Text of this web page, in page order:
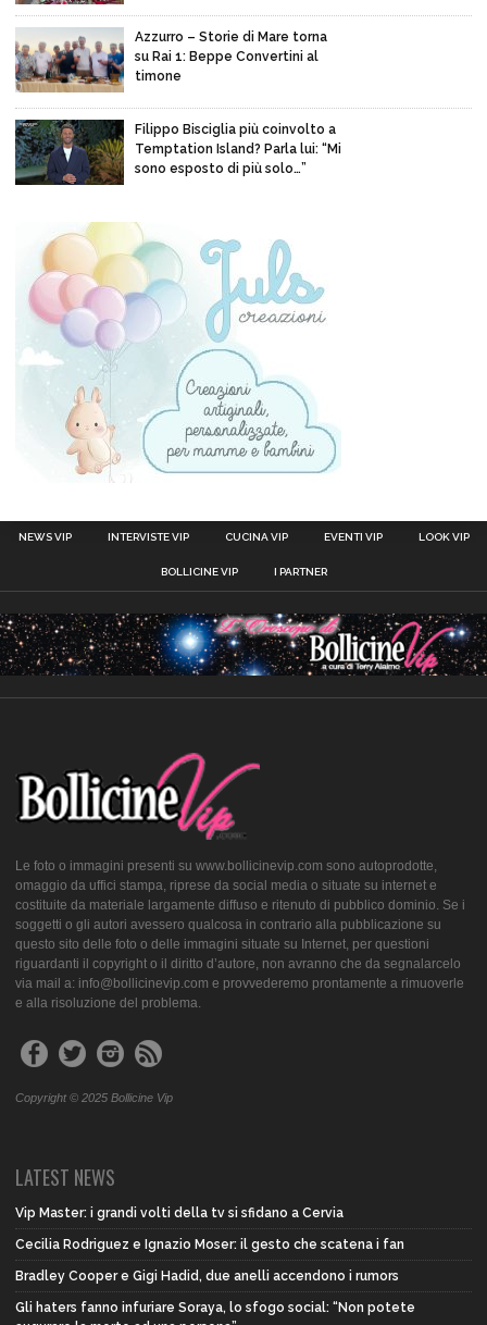
Azzurro – Storie di Mare torna
su Rai 1: Beppe Convertini al
timone
Filippo Bisciglia più coinvolto a
Temptation Island? Parla lui: “Mi
sono esposto di più solo…”
NEWS VIP INTERVISTE VIP CUCINA VIP EVENTI VIP LOOK VIP
BOLLICINE VIP I PARTNER
Le foto o immagini presenti su www.bollicinevip.com sono autoprodotte,
omaggio da uffici stampa, riprese da social media o situate su internet e
costituite da materiale largamente diffuso e ritenuto di pubblico dominio. Se i
soggetti o gli autori avessero qualcosa in contrario alla pubblicazione su
questo sito delle foto o delle immagini situate su Internet, per questioni
riguardanti il copyright o il diritto d’autore, non avranno che da segnalarcelo
via mail a: info@bollicinevip.com e provvederemo prontamente a rimuoverle
e alla risoluzione del problema.
Copyright © 2025 Bollicine Vip
LATEST NEWS
Vip Master: i grandi volti della tv si sfidano a Cervia
Cecilia Rodriguez e Ignazio Moser: il gesto che scatena i fan
Bradley Cooper e Gigi Hadid, due anelli accendono i rumors
Gli haters fanno infuriare Soraya, lo sfogo social: “Non potete